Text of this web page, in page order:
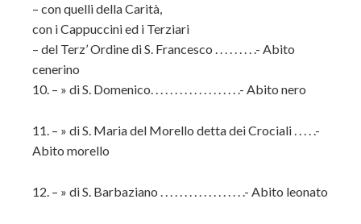
– con quelli della Carità,
con i Cappuccini ed i Terziari
– del Terz’ Ordine di S. Francesco . . . . . . . . .- Abito
cenerino
10. – » di S. Domenico. . . . . . . . . . . . . . . . . . .- Abito nero
11. – » di S. Maria del Morello detta dei Crociali . . . . .-
Abito morello
12. – » di S. Barbaziano . . . . . . . . . . . . . . . . . .- Abito leonato